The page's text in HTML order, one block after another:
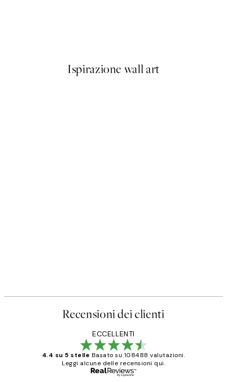
Ispirazione wall art
Recensioni dei clienti
ECCELLENTI
4.4 su 5 stelle Basato su 108488 valutazioni.
Leggi alcune delle recensioni qui.